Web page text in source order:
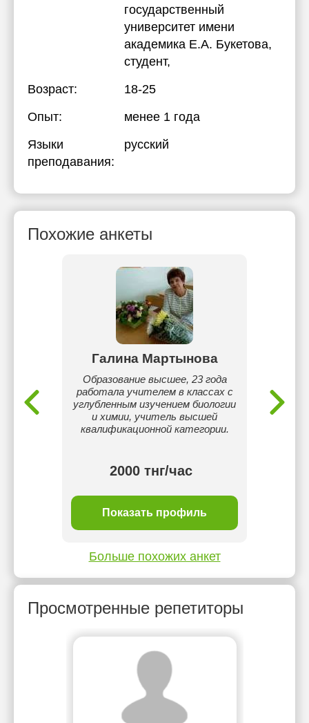
государственный
университет имени
академика Е.А. Букетова,
студент,
Возраст:
18-25
Опыт:
менее 1 года
Языки
преподавания:
русский
Похожие анкеты
Галина Мартынова
Образование высшее, 23 года
работала учителем в классах с
углубленным изучением биологии
и химии, учитель высшей
квалификационной категории.
2000 тнг/час
Показать профиль
Больше похожих анкет
Просмотренные репетиторы